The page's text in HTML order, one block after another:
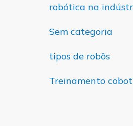
robótica na
Sem categoria
tipos de robôs
Treinamento cobot